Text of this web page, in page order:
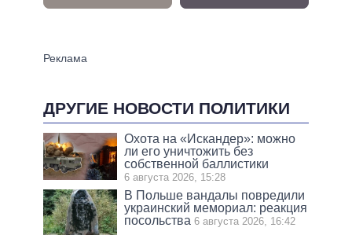
ДРУГИЕ НОВОСТИ ПОЛИТИКИ
Охота на «Искандер»: можно
ли его уничтожить без
собственной баллистики
6 августа 2026, 15:28
В Польше вандалы повредили
украинский мемориал: реакция
посольства 6 августа 2026, 16:42